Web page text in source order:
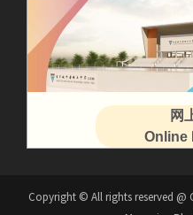
网
Online
Copyright © All rights reserved @